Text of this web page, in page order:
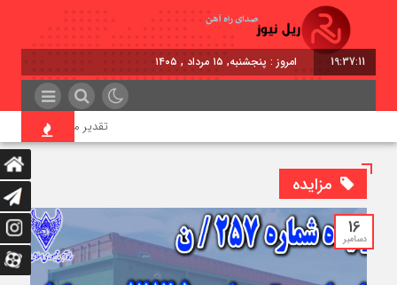
19:37:12 امروز : پنجشنبه, ۱۵ مرداد , ۱۴۰۵
تقدیر معاون اول
مزایده
16
دسامبر